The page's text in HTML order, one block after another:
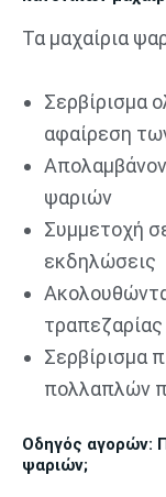
Τα μαχαίρια
Σερβίρισμα
αφαίρεση
ψαριών
Συμμετοχή
εκδηλώσεις
τραπεζαρίας
Σερβίρισμα
πολλαπλών
Οδηγός αγορών:
ψαριών;